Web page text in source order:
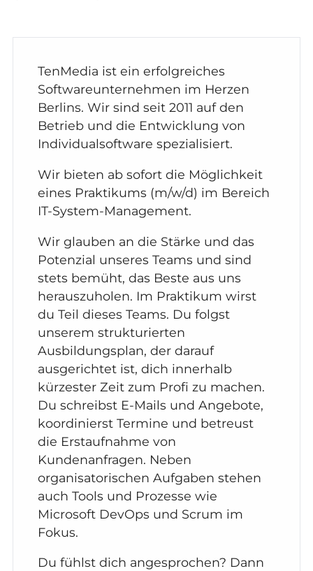
TenMedia ist ein erfolgreiches
Softwareunternehmen im Herzen
Berlins. Wir sind seit 2011 auf den
Betrieb und die Entwicklung von
Individualsoftware spezialisiert.
Wir bieten ab sofort die Möglichkeit
eines Praktikums (m/w/d) im Bereich
IT-System-Management.
Wir glauben an die Stärke und das
Potenzial unseres Teams und sind
stets bemüht, das Beste aus uns
herauszuholen. Im Praktikum wirst
du Teil dieses Teams. Du folgst
unserem strukturierten
Ausbildungsplan, der darauf
ausgerichtet ist, dich innerhalb
kürzester Zeit zum Profi zu machen.
Du schreibst E-Mails und Angebote,
koordinierst Termine und betreust
die Erstaufnahme von
Kundenanfragen. Neben
organisatorischen Aufgaben stehen
auch Tools und Prozesse wie
Microsoft DevOps und Scrum im
Fokus.
Du fühlst dich angesprochen? Dann